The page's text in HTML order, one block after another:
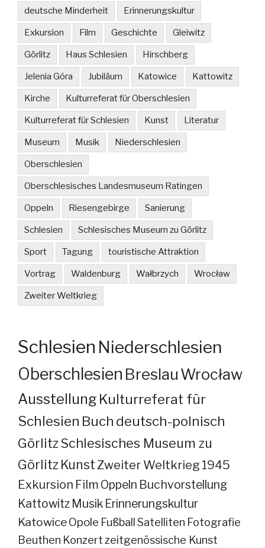
deutsche Minderheit Erinnerungskultur
Exkursion Film Geschichte Gleiwitz
Görlitz Haus Schlesien Hirschberg
Jelenia Góra Jubiläum Katowice Kattowitz
Kirche Kulturreferat für Oberschlesien
Kulturreferat für Schlesien Kunst Literatur
Museum Musik Niederschlesien
Oberschlesien
Oberschlesisches Landesmuseum Ratingen
Oppeln Riesengebirge Sanierung
Schlesien Schlesisches Museum zu Görlitz
Sport Tagung touristische Attraktion
Vortrag Waldenburg Wałbrzych Wrocław
Zweiter Weltkrieg
Schlesien Niederschlesien
Oberschlesien Breslau Wrocław
Ausstellung Kulturreferat für
Schlesien Buch deutsch-polnisch
GörlitzSchlesisches Museum zu
Görlitz KunstZweiter Weltkrieg 1945
Exkursion Film Oppeln Buchvorstellung
Kattowitz Musik Erinnerungskultur
KatowiceOpole FußballSatelliten Fotografie
Beuthen Konzertzeitgenössische Kunst